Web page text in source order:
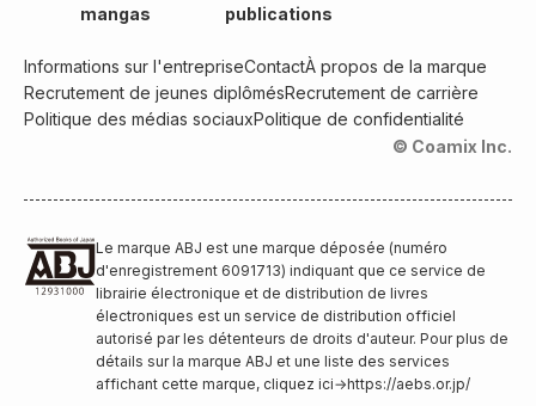
mangas
publications
Informations sur l'entrepriseContactÀ propos de la marque
Recrutement de jeunes diplômésRecrutement de carrière
Politique des médias sociauxPolitique de confidentialité
© Coamix Inc.
Le marque ABJ est une marque déposée (numéro
d'enregistrement 6091713) indiquant que ce service de
librairie électronique et de distribution de livres
électroniques est un service de distribution officiel
autorisé par les détenteurs de droits d'auteur. Pour plus de
détails sur la marque ABJ et une liste des services
affichant cette marque, cliquez ici→https://aebs.or.jp/